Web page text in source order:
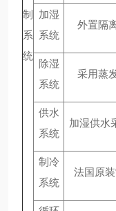
制
系
统
加湿
系统
外置隔
除湿
系统
采用蒸
供水
系统
加湿供水
制冷
系统
法国原